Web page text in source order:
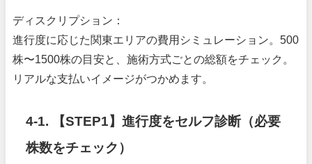
ディスクリプション：
進行度に応じた関東エリアの費用シミュレーション。500
株〜1500株の目安と、施術方式ごとの総額をチェック。
リアルな支払いイメージがつかめます。
4-1. 【STEP1】進行度をセルフ診断（必要
株数をチェック）